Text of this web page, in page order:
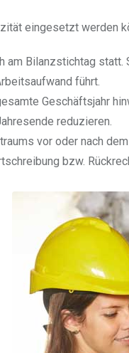
eingesetzt werden
am Bilanzstichtag
führt.
Geschäftsjahr
reduzieren.
vor oder nach
bzw.